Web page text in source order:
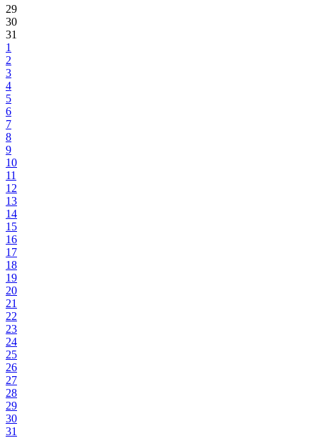
29
30
31
1
2
3
4
5
6
7
8
9
10
11
12
13
14
15
16
17
18
19
20
21
22
23
24
25
26
27
28
29
30
31